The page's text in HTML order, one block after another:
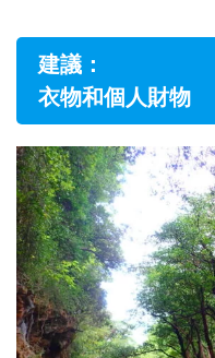
建議：
衣物和個人財物